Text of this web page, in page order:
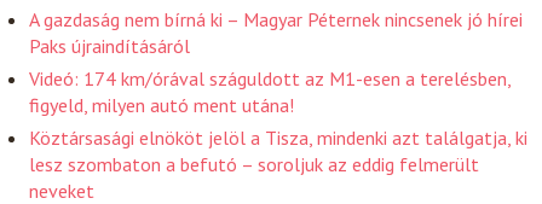
A gazdaság nem bírná ki – Magyar Péternek nincsenek jó hírei
Paks újraindításáról
Videó: 174 km/órával száguldott az M1-esen a terelésben,
figyeld, milyen autó ment utána!
Köztársasági elnököt jelöl a Tisza, mindenki azt találgatja, ki
lesz szombaton a befutó – soroljuk az eddig felmerült
neveket